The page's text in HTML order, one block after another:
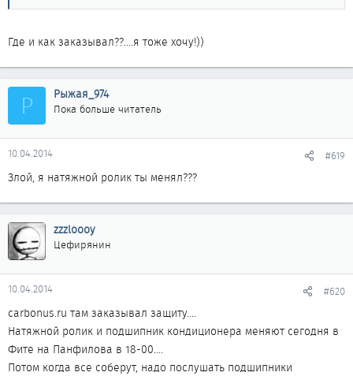
Где и как заказывал??....я тоже хочу!))
Р Рыжая_974
Пока больше читатель
10.04.2014 #619
Злой, я натяжной ролик ты менял???
zzzloooy
Цефирянин
10.04.2014 #620
carbonus.ru там заказывал защиту....
Натяжной ролик и подшипник кондиционера меняют сегодня в
Фите на Панфилова в 18-00....
Потом когда все соберут, надо послушать подшипники